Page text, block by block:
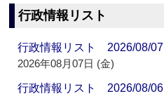
行政情報リスト
行政情報リスト 2026/08/07
2026年08月07日 (金)
行政情報リスト 2026/08/06